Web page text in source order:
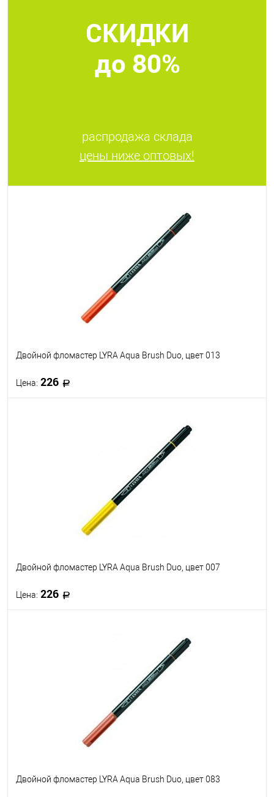
В наличии
СКИДКИ
до 80%
распродажа склада
цены ниже оптовых!
Двойной фломастер LYRA Aqua Brush Duo, цвет 013
Цена: 226
В наличии
Двойной фломастер LYRA Aqua Brush Duo, цвет 007
Цена: 226
В наличии
Двойной фломастер LYRA Aqua Brush Duo, цвет 083